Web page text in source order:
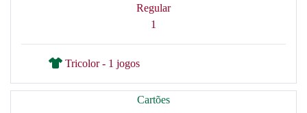
Regular
1
Tricolor - 1 jogos
Cartões